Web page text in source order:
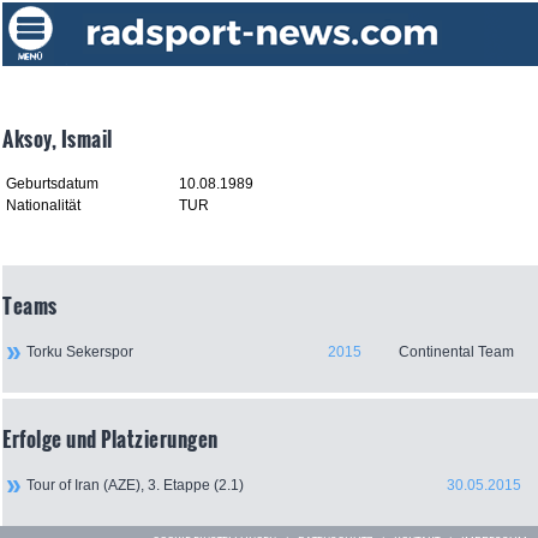
Aksoy, Ismail
Geburtsdatum
10.08.1989
Nationalität
TUR
Teams
Torku Sekerspor 2015 Continental Team
Erfolge und Platzierungen
Tour of Iran (AZE), 3. Etappe (2.1) 30.05.2015